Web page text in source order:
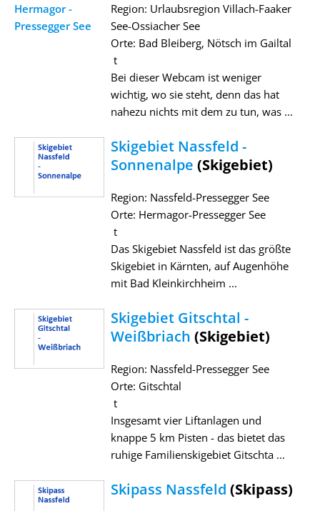
Region: Urlaubsregion Villach-Faaker
See-Ossiacher See
Orte: Bad Bleiberg, Nötsch im Gailtal
t
Bei dieser Webcam ist weniger
wichtig, wo sie steht, denn das hat
nahezu nichts mit dem zu tun, was ...
Skigebiet Nassfeld -
Sonnenalpe (Skigebiet)
Region: Nassfeld-Pressegger See
Orte: Hermagor-Pressegger See
t
Das Skigebiet Nassfeld ist das größte
Skigebiet in Kärnten, auf Augenhöhe
mit Bad Kleinkirchheim ...
Skigebiet Gitschtal -
Weißbriach (Skigebiet)
Region: Nassfeld-Pressegger See
Orte: Gitschtal
t
Insgesamt vier Liftanlagen und
knappe 5 km Pisten - das bietet das
ruhige Familienskigebiet Gitschta ...
Skipass Nassfeld (Skipass)